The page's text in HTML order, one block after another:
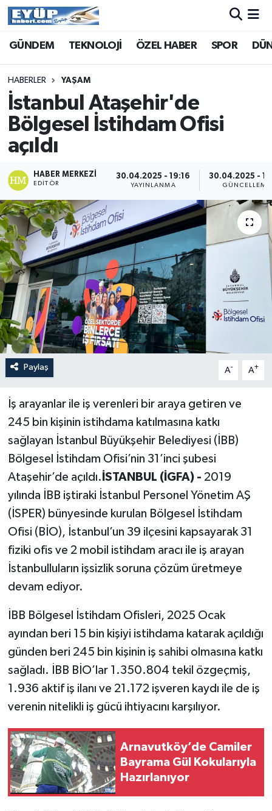
GÜNDEM TEKNOLOJİ ÖZEL HABER SPOR
HABERLER YAŞAM
İstanbul Ataşehir'de
Bölgesel İstihdam Ofisi
açıldı
HABER MERKEZI
EDITÖR
30.04.2025 - 19:16
YAYINLANMA
30.04.2025 -
GÜNCELLEME
Paylaş A- A+
İş arayanlar ile iş verenleri bir araya getiren ve
245 bin kişinin istihdama katılmasına katkı
sağlayan İstanbul Büyükşehir Belediyesi (İBB)
Bölgesel İstihdam Ofisi’nin 31’inci şubesi
Ataşehir’de açıldı. İSTANBUL (İGFA) - 2019
yılında İBB iştiraki İstanbul Personel Yönetim AŞ
(İSPER) bünyesinde kurulan Bölgesel İstihdam
Ofisi (BİO), İstanbul’un 39 ilçesini kapsayarak 31
fiziki ofis ve 2 mobil istihdam aracı ile iş arayan
İstanbulluların işsizlik soruna çözüm üretmeye
devam ediyor.
İBB Bölgesel İstihdam Ofisleri, 2025 Ocak
ayından beri 15 bin kişiyi istihdama katarak açıldığı
günden beri 245 bin kişinin iş sahibi olmasına katkı
sağladı. İBB BİO’lar 1.350.804 tekil özgeçmiş,
1.936 aktif iş ilanı ve 21.172 işveren kaydı ile de iş
verenin nitelikli iş gücü ihtiyacını karşılıyor.
Arnavutköy’de Camiler
Bayrama Gül Kokularıyla
Hazırlanıyor